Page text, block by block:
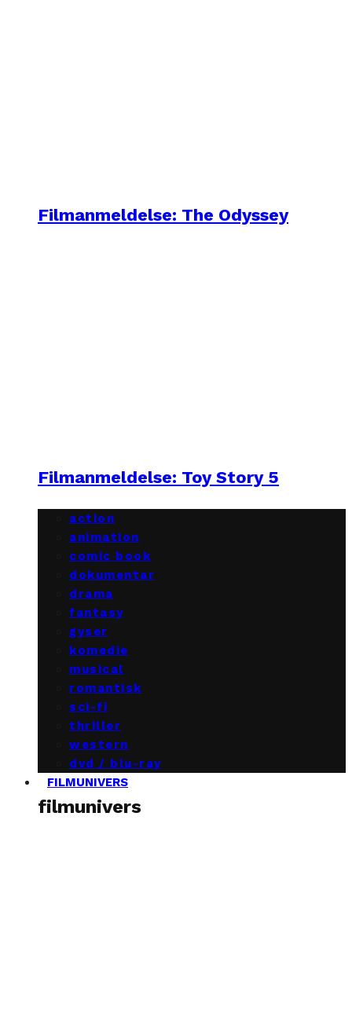
Filmanmeldelse: The Odyssey
Filmanmeldelse: Toy Story 5
action
animation
comic book
dokumentar
drama
fantasy
gyser
komedie
musical
romantisk
sci-fi
thriller
western
dvd / blu-ray
FILMUNIVERS
filmunivers